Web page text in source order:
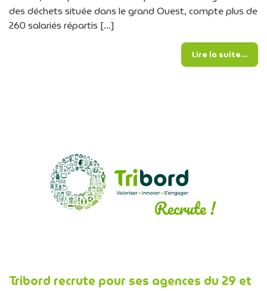
des déchets située dans le grand Ouest, compte plus de
260 salariés répartis […]
Lire la suite…
Tribord recrute pour ses agences du 29 et